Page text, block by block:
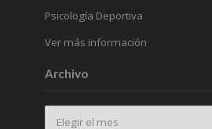
Psicología Deportiva
Ver más información
Archivo
Archivo